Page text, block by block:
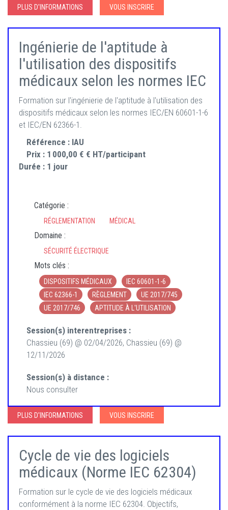
PLUS D'INFORMATIONS VOUS INSCRIRE
Ingénierie de l'aptitude à
l'utilisation des dispositifs
médicaux selon les normes IEC
Formation sur l'ingénierie de l'aptitude à l'utilisation des
dispositifs médicaux selon les normes IEC/EN 60601-1-6
et IEC/EN 62366-1.
Référence : IAU
Prix : 1 000,00 € € HT/participant
Durée : 1 jour
Catégorie :
RÉGLEMENTATION MÉDICAL
Domaine :
SÉCURITÉ ÉLECTRIQUE
Mots clés :
DISPOSITIFS MÉDICAUX
IEC 60601-1-6
IEC 62366-1
RÈGLEMENT
UE 2017/745
UE 2017/746
APTITUDE À L'UTILISATION
Session(s) interentreprises :
Chassieu (69) @ 02/04/2026, Chassieu (69) @
12/11/2026
Session(s) à distance :
Nous consulter
PLUS D'INFORMATIONS VOUS INSCRIRE
Cycle de vie des logiciels
médicaux (Norme IEC 62304)
Formation sur le cycle de vie des logiciels médicaux
conformément à la norme IEC 62304. Objectifs,